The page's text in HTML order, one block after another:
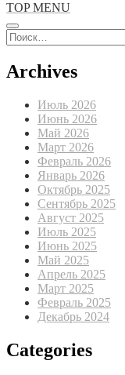
TOP MENU
Найти:
Archives
Июль 2026
Июнь 2026
Май 2026
Март 2026
Февраль 2026
Январь 2026
Октябрь 2025
Сентябрь 2025
Август 2025
Июль 2025
Июнь 2025
Май 2025
Апрель 2025
Март 2025
Февраль 2025
Декабрь 2024
Categories